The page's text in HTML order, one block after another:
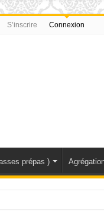
S’inscrire Connexion
prépas )